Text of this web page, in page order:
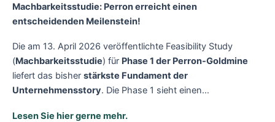
Machbarkeitsstudie: Perron erreicht einen
entscheidenden Meilenstein!
Die am 13. April 2026 veröffentlichte Feasibility Study
(Machbarkeitsstudie) für Phase 1 der Perron-Goldmine
liefert das bisher stärkste Fundament der
Unternehmensstory. Die Phase 1 sieht einen…
Lesen Sie hier gerne mehr.